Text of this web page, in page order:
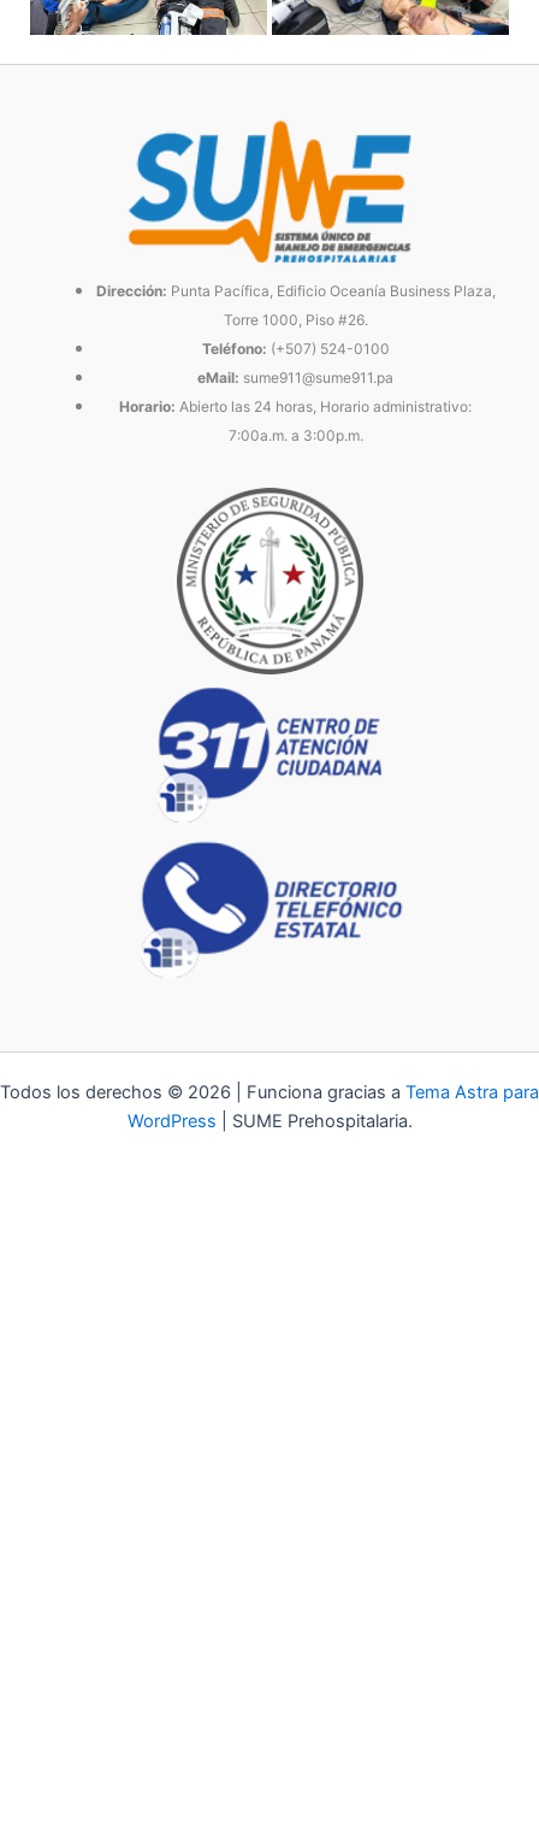
Dirección: Punta Pacífica, Edificio Oceanía Business Plaza,
Torre 1000, Piso #26.
Teléfono: (+507) 524-0100
eMail: sume911@sume911.pa
Horario: Abierto las 24 horas, Horario administrativo:
7:00a.m. a 3:00p.m.
Todos los derechos © 2026 | Funciona gracias a Tema Astra para
WordPress | SUME Prehospitalaria.